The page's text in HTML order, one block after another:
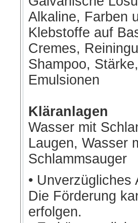
Alkaline, Farben
Klebstoffe auf
Cremes,
Shampoo,
Emulsionen
Kläranlagen
Wasser mit
Laugen, Wasser
Schlammsauger
•
Die Förderung
erfolgen.